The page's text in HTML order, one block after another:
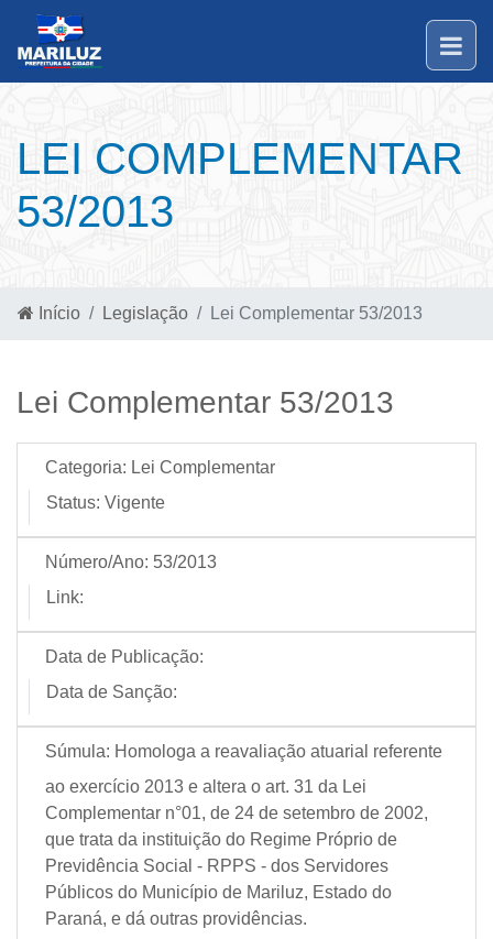
LEI COMPLEMENTAR
53/2013
Início Legislação Lei Complementar 53/2013
Lei Complementar 53/2013
Categoria: Lei Complementar
Status: Vigente
Número/Ano: 53/2013
Link:
Data de Publicação:
Data de Sanção:
Súmula: Homologa a reavaliação atuarial referente
ao exercício 2013 e altera o art. 31 da Lei
Complementar n°01, de 24 de setembro de 2002,
que trata da instituição do Regime Próprio de
Previdência Social - RPPS - dos Servidores
Públicos do Município de Mariluz, Estado do
Paraná, e dá outras providências.